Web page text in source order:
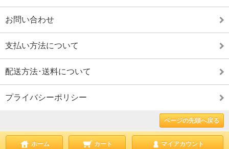
お問い合わせ
支払い方法について
配送方法･送料について
プライバシーポリシー
ページの先頭へ戻る
ホーム カート マイアカウント